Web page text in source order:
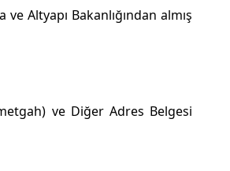
Altyapı Bakanlığından almış
ve Diğer Adres Belgesi